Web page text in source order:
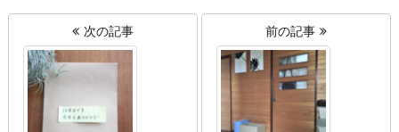
次の記事 前の記事